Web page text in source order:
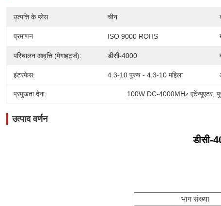
उत्पत्ति के प्लेस चीन
प्रमाणन ISO 9000 ROHS
परिचालन आवृत्ति (मेगाहर्ट्ज): डीसी-4000
इंटरफेस: 4.3-10 पुरुष - 4.3-10 महिला
प्रमुखता देना: 100W DC-4000MHz एटेंन्यूएटर,
उत्पाद वर्णन
डीसी-
भाग संख्या